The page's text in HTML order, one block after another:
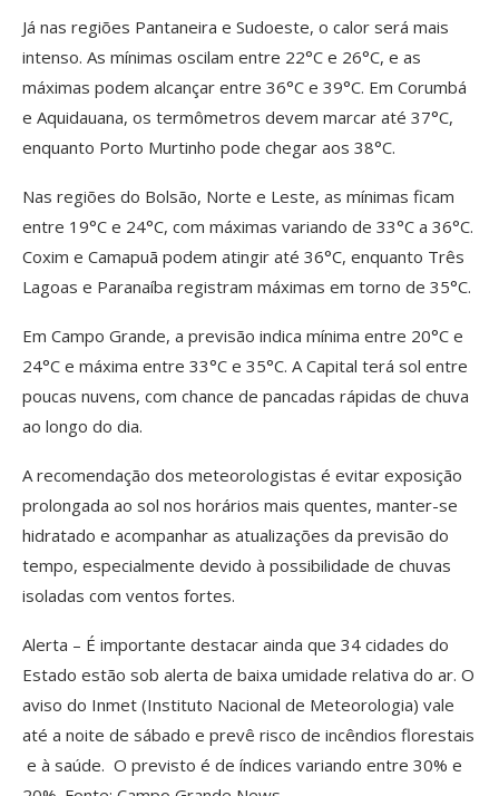
Já nas regiões Pantaneira e Sudoeste, o calor será mais
intenso. As mínimas oscilam entre 22°C e 26°C, e as
máximas podem alcançar entre 36°C e 39°C. Em Corumbá
e Aquidauana, os termômetros devem marcar até 37°C,
enquanto Porto Murtinho pode chegar aos 38°C.
Nas regiões do Bolsão, Norte e Leste, as mínimas ficam
entre 19°C e 24°C, com máximas variando de 33°C a 36°C.
Coxim e Camapuã podem atingir até 36°C, enquanto Três
Lagoas e Paranaíba registram máximas em torno de 35°C.
Em Campo Grande, a previsão indica mínima entre 20°C e
24°C e máxima entre 33°C e 35°C. A Capital terá sol entre
poucas nuvens, com chance de pancadas rápidas de chuva
ao longo do dia.
A recomendação dos meteorologistas é evitar exposição
prolongada ao sol nos horários mais quentes, manter-se
hidratado e acompanhar as atualizações da previsão do
tempo, especialmente devido à possibilidade de chuvas
isoladas com ventos fortes.
Alerta – É importante destacar ainda que 34 cidades do
Estado estão sob alerta de baixa umidade relativa do ar. O
aviso do Inmet (Instituto Nacional de Meteorologia) vale
até a noite de sábado e prevê risco de incêndios florestais
e à saúde. O previsto é de índices variando entre 30% e